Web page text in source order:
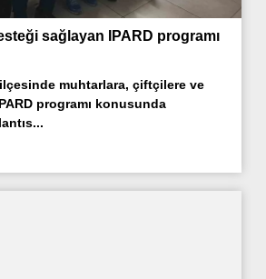
sağlayan IPARD programı
muhtarlara, çiftçilere ve
programı konusunda